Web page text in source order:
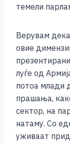
темели
Верувам
овие
луѓе од
потоа млади
прашања,
сектор, на
натаму. Со
уживаат